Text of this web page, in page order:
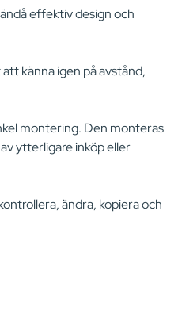
effektiv design och
känna igen på avstånd,
montering. Den monteras
ytterligare inköp eller
ändra, kopiera och